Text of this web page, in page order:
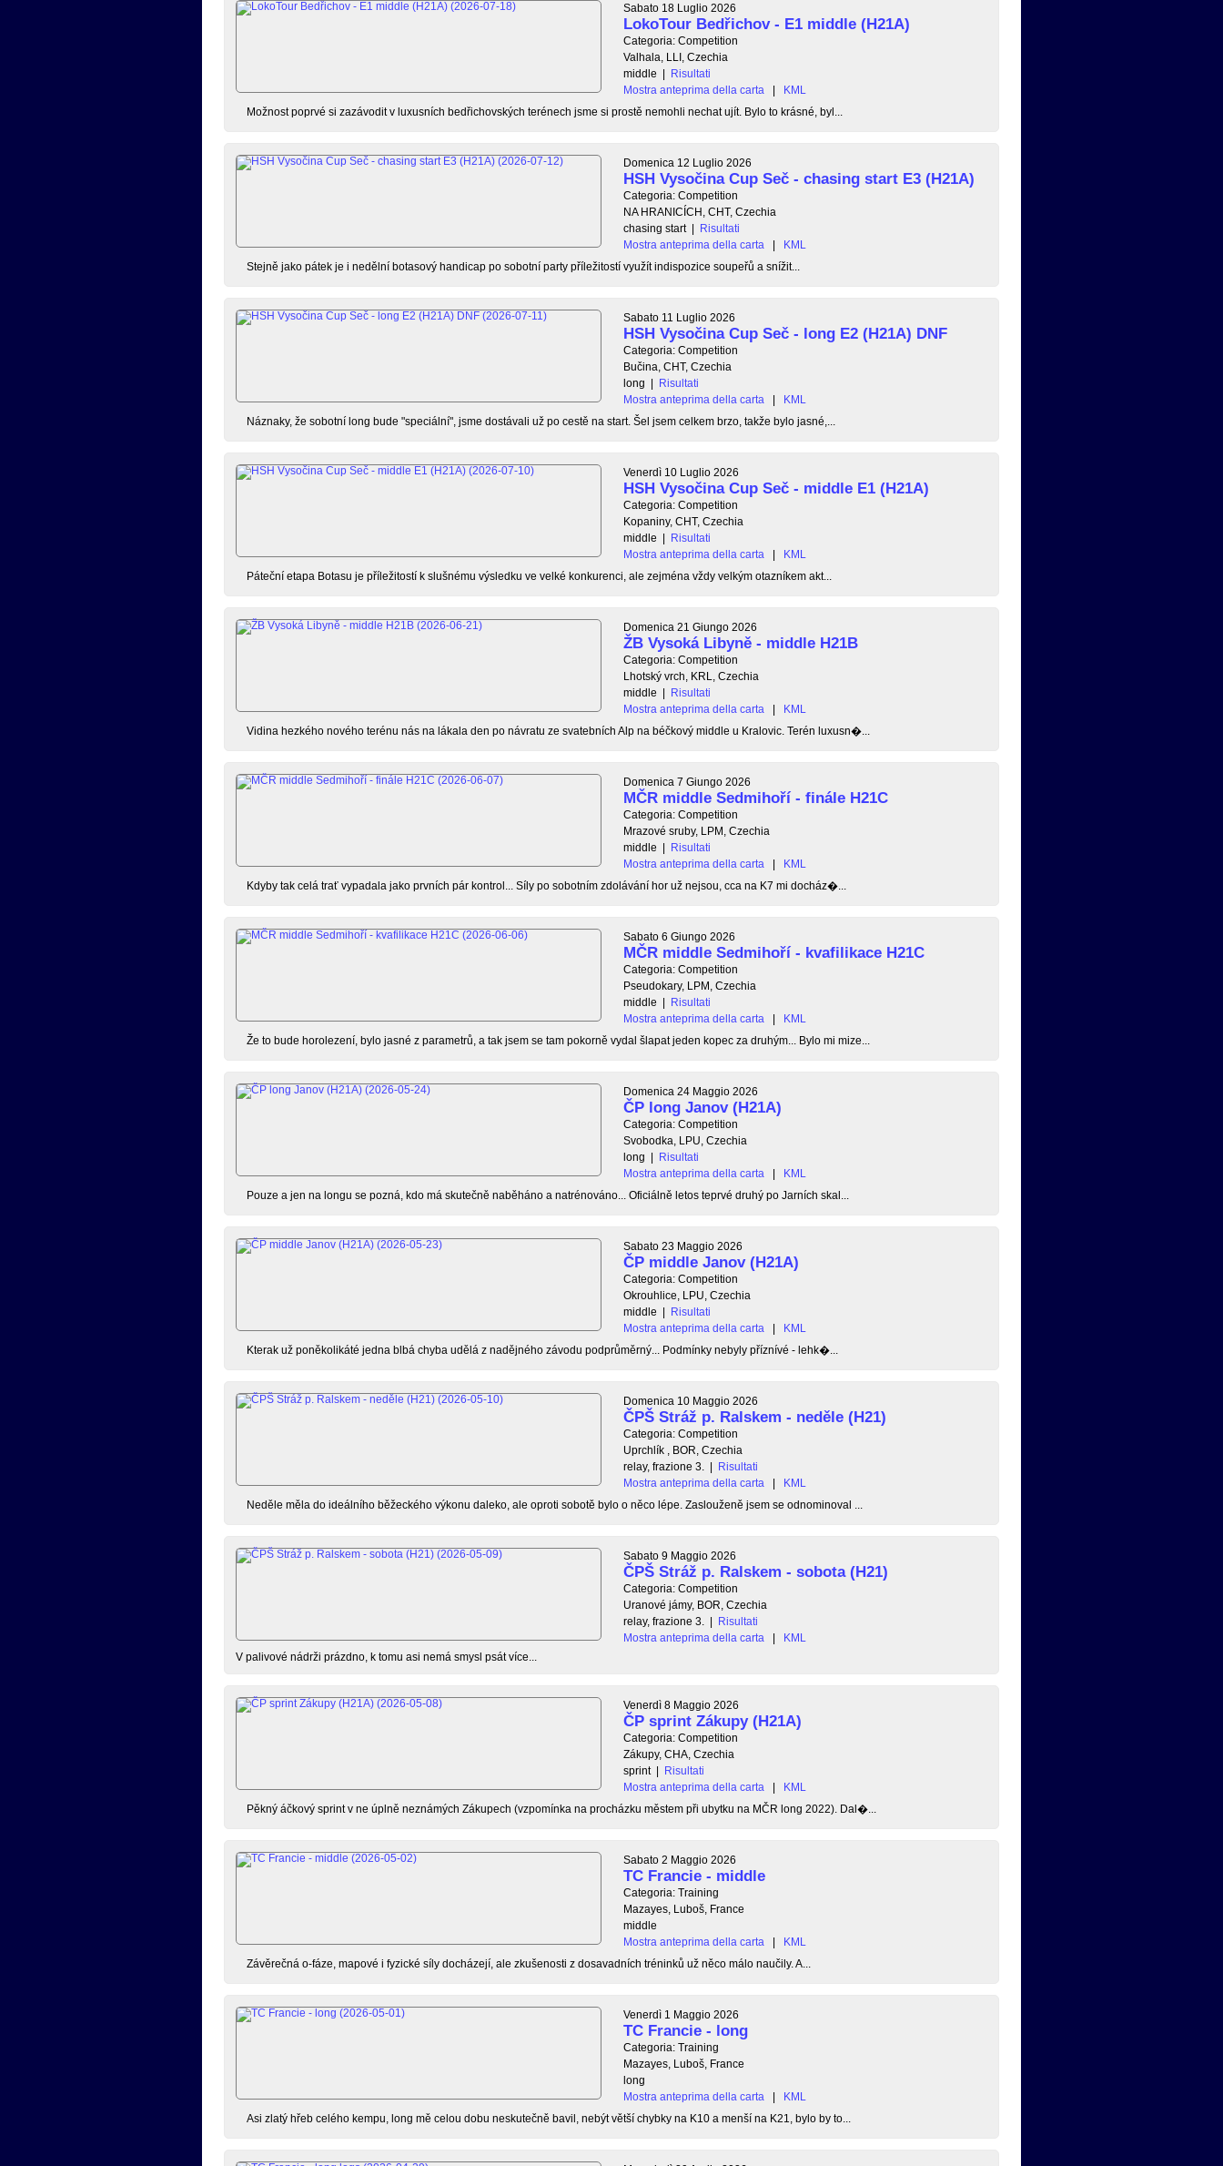
Sabato 18 Luglio 2026
LokoTour Bedřichov - E1 middle (H21A)
Categoria: Competition
Valhala, LLI, Czechia
middle | Risultati
Mostra anteprima della carta
|
KML
Možnost poprvé si zazávodit v luxusních bedřichovských terénech jsme si prostě nemohli nechat ujít. Bylo to krásné, byl...
Domenica 12 Luglio 2026
HSH Vysočina Cup Seč - chasing start E3 (H21A)
Categoria: Competition
NA HRANICÍCH, CHT, Czechia
chasing start | Risultati
Mostra anteprima della carta
|
KML
Stejně jako pátek je i nedělní botasový handicap po sobotní party příležitostí využít indispozice soupeřů a snížit...
Sabato 11 Luglio 2026
HSH Vysočina Cup Seč - long E2 (H21A) DNF
Categoria: Competition
Bučina, CHT, Czechia
long | Risultati
Mostra anteprima della carta
|
KML
Náznaky, že sobotní long bude "speciální", jsme dostávali už po cestě na start. Šel jsem celkem brzo, takže bylo jasné,...
Venerdì 10 Luglio 2026
HSH Vysočina Cup Seč - middle E1 (H21A)
Categoria: Competition
Kopaniny, CHT, Czechia
middle | Risultati
Mostra anteprima della carta
|
KML
Páteční etapa Botasu je příležitostí k slušnému výsledku ve velké konkurenci, ale zejména vždy velkým otazníkem akt...
Domenica 21 Giungo 2026
ŽB Vysoká Libyně - middle H21B
Categoria: Competition
Lhotský vrch, KRL, Czechia
middle | Risultati
Mostra anteprima della carta
|
KML
Vidina hezkého nového terénu nás na lákala den po návratu ze svatebních Alp na béčkový middle u Kralovic. Terén luxusn�...
Domenica 7 Giungo 2026
MČR middle Sedmihoří - finále H21C
Categoria: Competition
Mrazové sruby, LPM, Czechia
middle | Risultati
Mostra anteprima della carta
|
KML
Kdyby tak celá trať vypadala jako prvních pár kontrol... Síly po sobotním zdolávání hor už nejsou, cca na K7 mi docház�...
Sabato 6 Giungo 2026
MČR middle Sedmihoří - kvafilikace H21C
Categoria: Competition
Pseudokary, LPM, Czechia
middle | Risultati
Mostra anteprima della carta
|
KML
Že to bude horolezení, bylo jasné z parametrů, a tak jsem se tam pokorně vydal šlapat jeden kopec za druhým... Bylo mi mize...
Domenica 24 Maggio 2026
ČP long Janov (H21A)
Categoria: Competition
Svobodka, LPU, Czechia
long | Risultati
Mostra anteprima della carta
|
KML
Pouze a jen na longu se pozná, kdo má skutečně naběháno a natrénováno... Oficiálně letos teprvé druhý po Jarních skal...
Sabato 23 Maggio 2026
ČP middle Janov (H21A)
Categoria: Competition
Okrouhlice, LPU, Czechia
middle | Risultati
Mostra anteprima della carta
|
KML
Kterak už poněkolikáté jedna blbá chyba udělá z nadějného závodu podprůměrný... Podmínky nebyly příznívé - lehk�...
Domenica 10 Maggio 2026
ČPŠ Stráž p. Ralskem - neděle (H21)
Categoria: Competition
Uprchlík , BOR, Czechia
relay, frazione 3.
| Risultati
Mostra anteprima della carta
|
KML
Neděle měla do ideálního běžeckého výkonu daleko, ale oproti sobotě bylo o něco lépe. Zaslouženě jsem se odnominoval ...
Sabato 9 Maggio 2026
ČPŠ Stráž p. Ralskem - sobota (H21)
Categoria: Competition
Uranové jámy, BOR, Czechia
relay, frazione 3.
| Risultati
Mostra anteprima della carta
|
KML
V palivové nádrži prázdno, k tomu asi nemá smysl psát více...
Venerdì 8 Maggio 2026
ČP sprint Zákupy (H21A)
Categoria: Competition
Zákupy, CHA, Czechia
sprint | Risultati
Mostra anteprima della carta
|
KML
Pěkný áčkový sprint v ne úplně neznámých Zákupech (vzpomínka na procházku městem při ubytku na MČR long 2022). Dal�...
Sabato 2 Maggio 2026
TC Francie - middle
Categoria: Training
Mazayes, Luboš, France
middle
Mostra anteprima della carta
|
KML
Závěrečná o-fáze, mapové i fyzické síly docházejí, ale zkušenosti z dosavadních tréninků už něco málo naučily. A...
Venerdì 1 Maggio 2026
TC Francie - long
Categoria: Training
Mazayes, Luboš, France
long
Mostra anteprima della carta
|
KML
Asi zlatý hřeb celého kempu, long mě celou dobu neskutečně bavil, nebýt větší chybky na K10 a menší na K21, bylo by to...